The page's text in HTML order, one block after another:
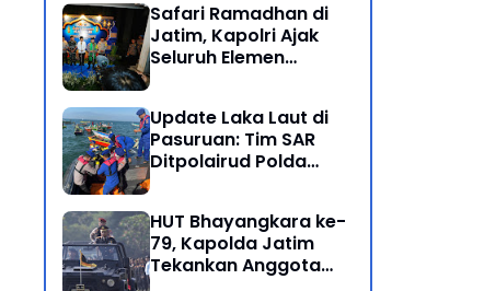
Safari Ramadhan di
Jatim, Kapolri Ajak
Seluruh Elemen
Program Presiden
Update Laka Laut di
Pasuruan: Tim SAR
Ditpolairud Polda
Korban Meninggal di
Perairan Lekok
HUT Bhayangkara ke-
79, Kapolda Jatim
Tekankan Anggota